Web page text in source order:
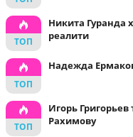
Никита Гуранда
реалити
Надежда
Игорь
Рахимову